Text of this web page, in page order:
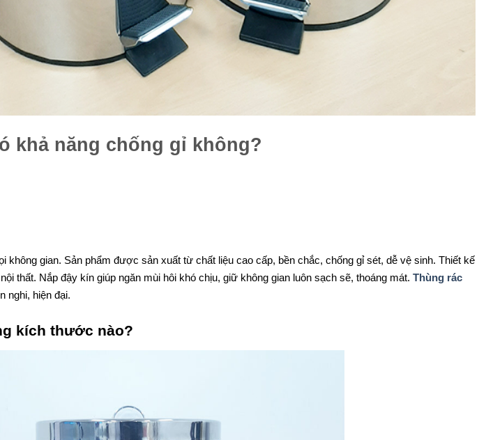
khả năng chống gỉ không?
không gian. Sản phẩm được sản xuất từ chất liệu cao cấp, bền chắc, chống gỉ sét, dễ vệ sinh. Thiết kế
thất. Nắp đậy kín giúp ngăn mùi hôi khó chịu, giữ không gian luôn sạch sẽ, thoáng mát. Thùng rác
nghi, hiện đại.
kích thước nào?